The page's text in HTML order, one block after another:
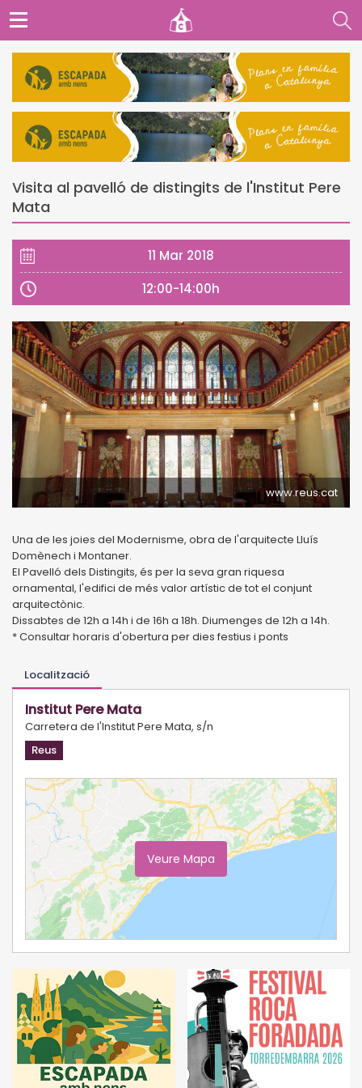
Visita al pavelló de distingits de l'Institut Pere
Mata
11 Mar 2018
12:00-14:00h
www.reus.cat
Una de les joies del Modernisme, obra de l'arquitecte Lluís
Domènech i Montaner.
El Pavelló dels Distingits, és per la seva gran riquesa
ornamental, l'edifici de més valor artístic de tot el conjunt
arquitectònic.
Dissabtes de 12h a 14h i de 16h a 18h. Diumenges de 12h a 14h.
* Consultar horaris d'obertura per dies festius i ponts
Localització
Institut Pere Mata
Carretera de l'Institut Pere Mata, s/n
Reus
Veure Mapa